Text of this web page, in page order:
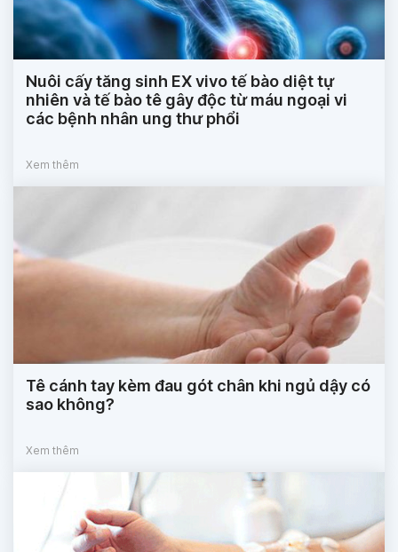
Nuôi cấy tăng sinh EX vivo tế bào diệt tự
nhiên và tế bào tê gây độc từ máu ngoại vi
các bệnh nhân ung thư phổi
Xem thêm
Tê cánh tay kèm đau gót chân khi ngủ dậy có
sao không?
Xem thêm